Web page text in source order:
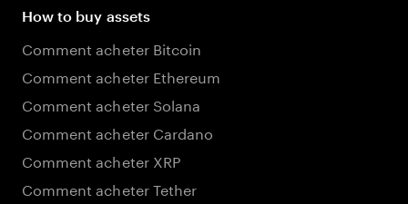
How to buy assets
Comment acheter Bitcoin
Comment acheter Ethereum
Comment acheter Solana
Comment acheter Cardano
Comment acheter XRP
Comment acheter Tether